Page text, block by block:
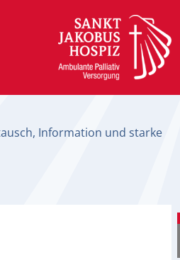
Information und starke